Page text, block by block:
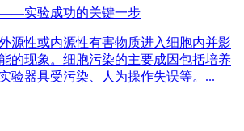
实验成功的关键一步
源性或内源性有害物质进入细胞内并影
的现象。细胞污染的主要成因包括培养
验器具受污染、人为操作失误等。...